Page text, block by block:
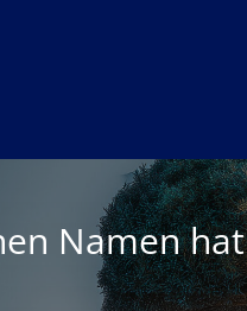
Namen hat